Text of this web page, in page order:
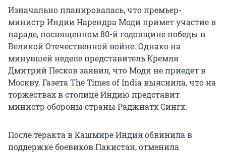
Изначально планировалась, что премьер-
министр Индии Нарендра Моди примет участие в
параде, посвященном 80-й годовщине победы в
Великой Отечественной войне. Однако на
минувшей неделе представитель Кремля
Дмитрий Песков заявил, что Моди не приедет в
Москву. Газета The Times of India выяснила, что на
торжествах в столице Индию представит
министр обороны страны Раджнатх Сингх.
После теракта в Кашмире Индия обвинила в
поддержке боевиков Пакистан, отменила